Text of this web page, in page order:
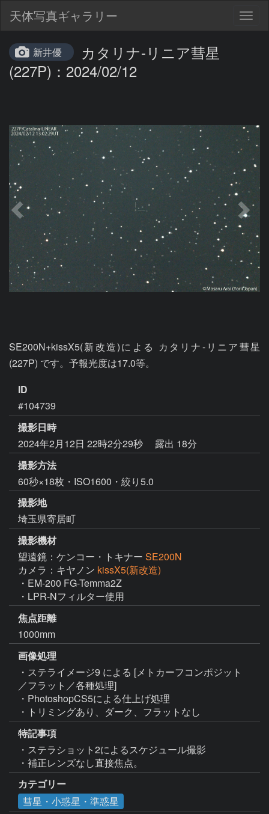
天体写真ギャラリー
新井優
カタリナ-リニア彗星
(227P)：2024/02/12
SE200N+kissX5(新改造)による カタリナ-リニア彗星
(227P) です。予報光度は17.0等。
ID
#104739
撮影日時
2024年2月12日 22時2分29秒
露出 18分
撮影方法
60秒×18枚・ISO1600・絞り5.0
撮影地
埼玉県寄居町
撮影機材
望遠鏡：ケンコー・トキナー SE200N
カメラ：キヤノン kissX5(新改造)
・EM-200 FG-Temma2Z
・LPR-Nフィルター使用
焦点距離
1000mm
画像処理
・ステライメージ9 による [メトカーフコンポジット
／フラット／各種処理]
・PhotoshopCS5による仕上げ処理
・トリミングあり、ダーク、フラットなし
特記事項
・ステラショット2によるスケジュール撮影
・補正レンズなし直接焦点。
カテゴリー
彗星・小惑星・準惑星